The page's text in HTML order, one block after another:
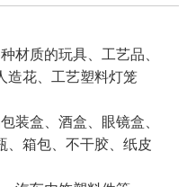
材质的玩具、工艺品、
造花、工艺塑料灯笼
装盒、酒盒、眼镜盒、
、箱包、不干胶、纸皮